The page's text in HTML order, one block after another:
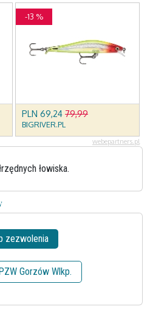
łowiska.
zezwolenia
Gorzów Wlkp.